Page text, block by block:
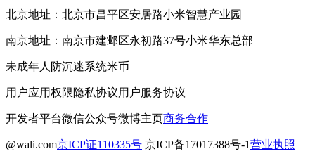
北京地址：北京市昌平区安居路小米智慧产业园
南京地址：南京市建邺区永初路37号小米华东总部
未成年人防沉迷系统米币
用户应用权限隐私协议用户服务协议
开发者平台微信公众号微博主页商务合作
@wali.com京ICP证110335号 京ICP备17017388号-1营业执照